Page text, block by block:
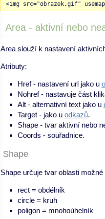
<img src="obrazek.gif"
Area - aktivní nebo
Area slouží k nastavení
Atributy:
Href - nastavení url jako u
Nohref - nastavuje část
Alt - alternativní text jako u
Target - jako u odkazů.
Shape - tvar aktivní nebo
Coords - souřadnice.
Shape
Shape určuje tvar oblasti možné
rect = obdélník
circle = kruh
poligon = mnohoúhelník